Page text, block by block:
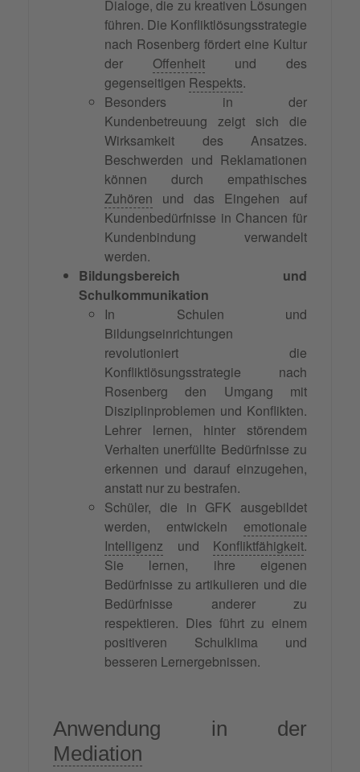
Dialoge, die zu kreativen Lösungen
führen. Die Konfliktlösungsstrategie
nach Rosenberg fördert eine Kultur
der Offenheit und des
gegenseitigen Respekts.
Besonders in der
Kundenbetreuung zeigt sich die
Wirksamkeit des Ansatzes.
Beschwerden und Reklamationen
können durch empathisches
Zuhören und das Eingehen auf
Kundenbedürfnisse in Chancen für
Kundenbindung verwandelt
werden.
Bildungsbereich und
Schulkommunikation
In Schulen und
Bildungseinrichtungen
revolutioniert die
Konfliktlösungsstrategie nach
Rosenberg den Umgang mit
Disziplinproblemen und Konflikten.
Lehrer lernen, hinter störendem
Verhalten unerfüllte Bedürfnisse zu
erkennen und darauf einzugehen,
anstatt nur zu bestrafen.
Schüler, die in GFK ausgebildet
werden, entwickeln emotionale
Intelligenz und Konfliktfähigkeit.
Sie lernen, ihre eigenen
Bedürfnisse zu artikulieren und die
Bedürfnisse anderer zu
respektieren. Dies führt zu einem
positiveren Schulklima und
besseren Lernergebnissen.
Anwendung in der
Mediation